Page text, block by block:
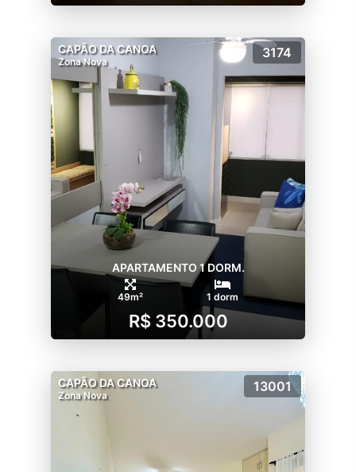
CAPÃO DA CANOA
Zona Nova
3174
APARTAMENTO 1 DORM.
49m² 1 dorm
R$ 350.000
CAPÃO DA CANOA
Zona Nova
13001